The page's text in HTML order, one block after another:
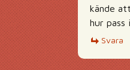
kände
hur pass
Svara